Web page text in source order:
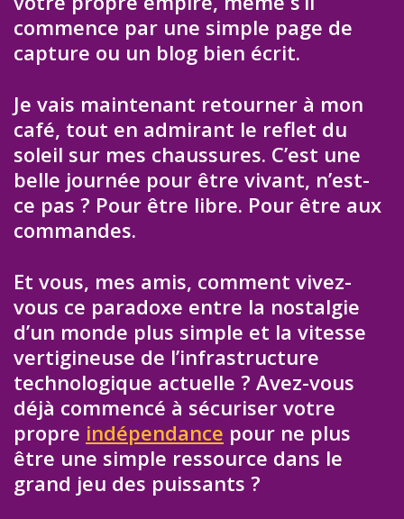
commence par une simple page de
capture ou un blog bien écrit.
Je vais maintenant retourner à mon
café, tout en admirant le reflet du
soleil sur mes chaussures. C’est une
belle journée pour être vivant, n’est-
ce pas ? Pour être libre. Pour être aux
commandes.
Et vous, mes amis, comment vivez-
vous ce paradoxe entre la nostalgie
d’un monde plus simple et la vitesse
vertigineuse de l’infrastructure
technologique actuelle ? Avez-vous
déjà commencé à sécuriser votre
propre indépendance pour ne plus
être une simple ressource dans le
grand jeu des puissants ?